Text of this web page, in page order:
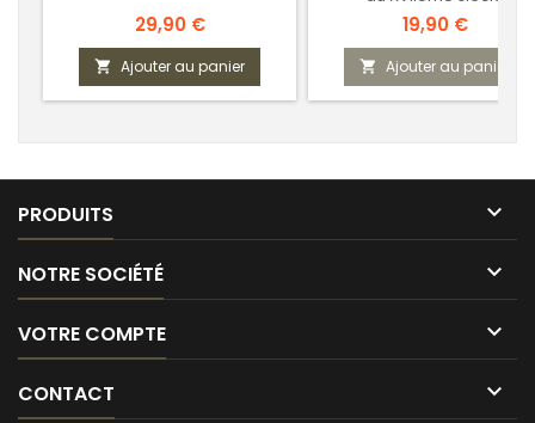
Prix
29,90 €
 Ajouter au panier
Prix
19,90 €
 Ajouter au panier
PRODUITS 
NOTRE SOCIÉTÉ 
VOTRE COMPTE 
CONTACT 